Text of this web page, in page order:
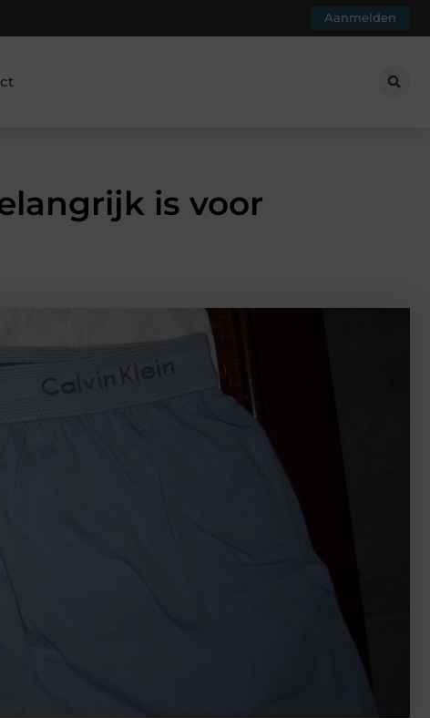
Aanmelden
is voor